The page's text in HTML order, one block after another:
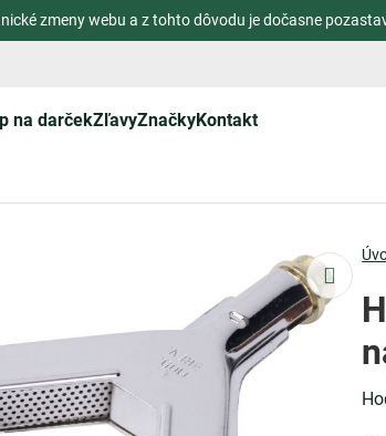
zmeny webu a z tohto dôvodu je dočasne
na darčekZľavyZnačkyKontakt